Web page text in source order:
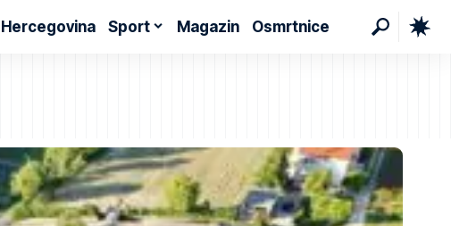
Hercegovina Sport Magazin Osmrtnice